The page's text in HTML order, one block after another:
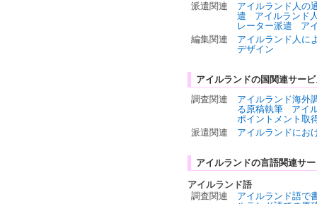
派遣関連
アイルランド人の
遣
アイルランド
レーター派遣
ア
編集関連
アイルランド人に
デザイン
アイルランドの国関連サー
調査関連
アイルランド海外
る原稿執筆
アイ
ポイントメント取
派遣関連
アイルランドにお
アイルランドの言語関連サ
アイルランド語
調査関連
アイルランド語で